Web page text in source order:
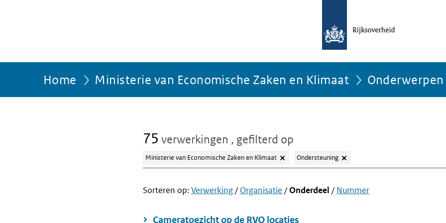
Home Ministerie van Economische Zaken en Klimaat Onderwerpen
75 verwerkingen , gefilterd op
Ministerie van Economische Zaken en Klimaat Ondersteuning
Sorteren op:Verwerking/ Organisatie /Onderdeel / Nummer
Cameratoezicht op de RVO locaties